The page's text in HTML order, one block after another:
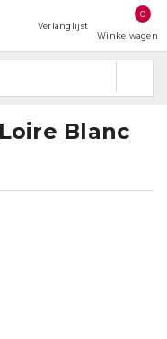
Verlanglijst
0
Winkelwagen
Blanc